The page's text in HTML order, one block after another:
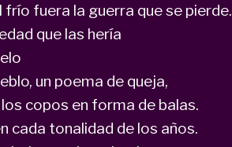
fuera la guerra que se pierde.
que las hería
un poema de queja,
copos en forma de balas.
cada tonalidad de los años.